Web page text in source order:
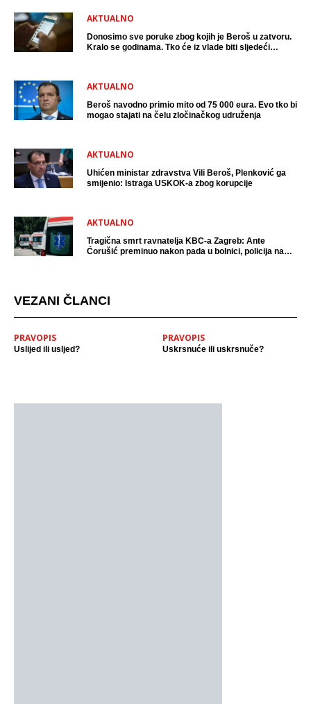
AKTUALNO
Donosimo sve poruke zbog kojih je Beroš u zatvoru.
Kralo se godinama. Tko će iz vlade biti sljedeći
AKTUALNO
Beroš navodno primio mito od 75 000 eura. Evo tko bi
mogao stajati na čelu zločinačkog udruženja
AKTUALNO
Uhićen ministar zdravstva Vili Beroš, Plenković ga
smijenio: Istraga USKOK-a zbog korupcije
AKTUALNO
Tragična smrt ravnatelja KBC-a Zagreb: Ante
Ćorušić preminuo nakon pada u bolnici, policija na
VEZANI ČLANCI
PRAVOPIS
Uslijed ili usljed?
PRAVOPIS
Uskrsnuće ili uskrsnuče?